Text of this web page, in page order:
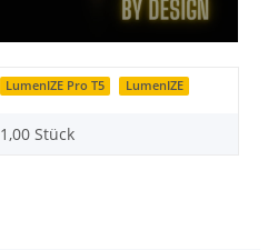
LumenIZE Pro T5 LumenIZE
1,00 Stück